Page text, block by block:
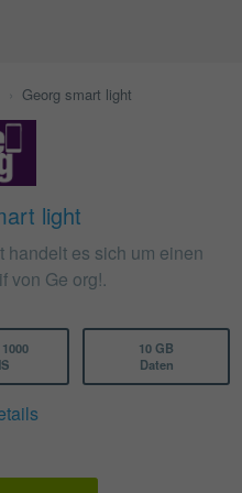
Georg smart light
light
handelt es sich um einen
von Ge org!.
10 GB
Daten